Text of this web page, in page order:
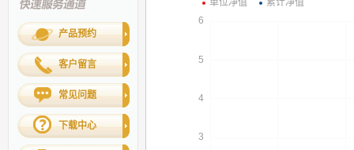
产品预约
客户留言
常见问题
下载中心